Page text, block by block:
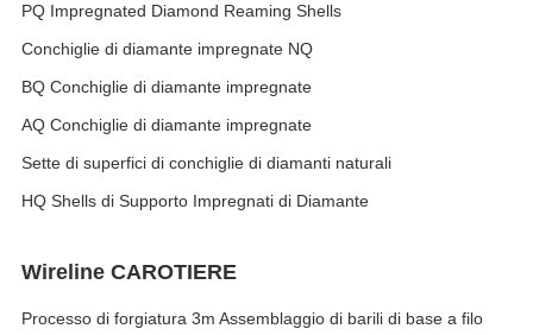
PQ Impregnated Diamond Reaming Shells
Conchiglie di diamante impregnate NQ
BQ Conchiglie di diamante impregnate
AQ Conchiglie di diamante impregnate
Sette di superfici di conchiglie di diamanti naturali
HQ Shells di Supporto Impregnati di Diamante
Wireline CAROTIERE
Processo di forgiatura 3m Assemblaggio di barili di base a filo